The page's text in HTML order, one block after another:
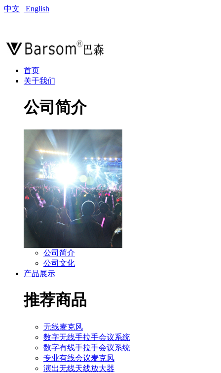
中文 English
首页
关于我们
公司简介
公司简介
公司文化
产品展示
推荐商品
无线麦克风
数字无线手拉手会议系统
数字有线手拉手会议系统
专业有线会议麦克风
演出无线天线放大器